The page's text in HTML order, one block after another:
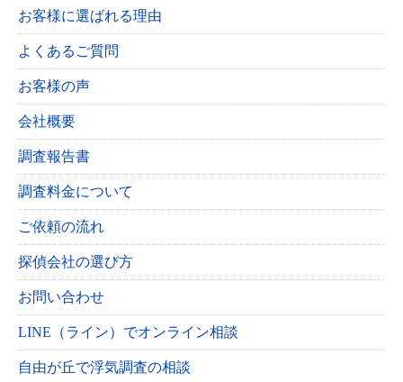
お客様に選ばれる理由
よくあるご質問
お客様の声
会社概要
調査報告書
調査料金について
ご依頼の流れ
探偵会社の選び方
お問い合わせ
LINE（ライン）でオンライン相談
自由が丘で浮気調査の相談